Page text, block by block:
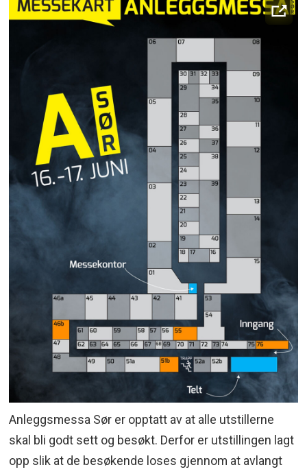
Lørdag 17.: Klokken 10 til 17, Gratis
Det er mat og drikkesalg begge dager.
Avslutningsfest lørdag:
Klokken 16-23.
Ca. klokken 16, Jonny Sandåker. (Trubadur)
Ca. klokken 18.30, Tom Anders Klungland
Band
Ca. klokken 20.30, Rotlaus
Anleggsmessa Sør er opptatt av at alle utstillerne
skal bli godt sett og besøkt. Derfor er utstillingen lagt
opp slik at de besøkende loses gjennom at avlangt